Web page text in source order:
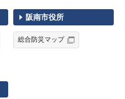
阪南市役所
総合防災マップ